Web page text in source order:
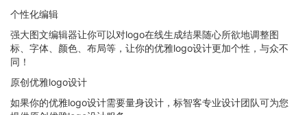
个性化编辑
强大图文编辑器让你可以对logo在线生成结果随心所欲地调整图
标、字体、颜色、布局等，让你的优雅logo设计更加个性，与众不
同！
原创优雅logo设计
如果你的优雅logo设计需要量身设计，标智客专业设计团队可为您